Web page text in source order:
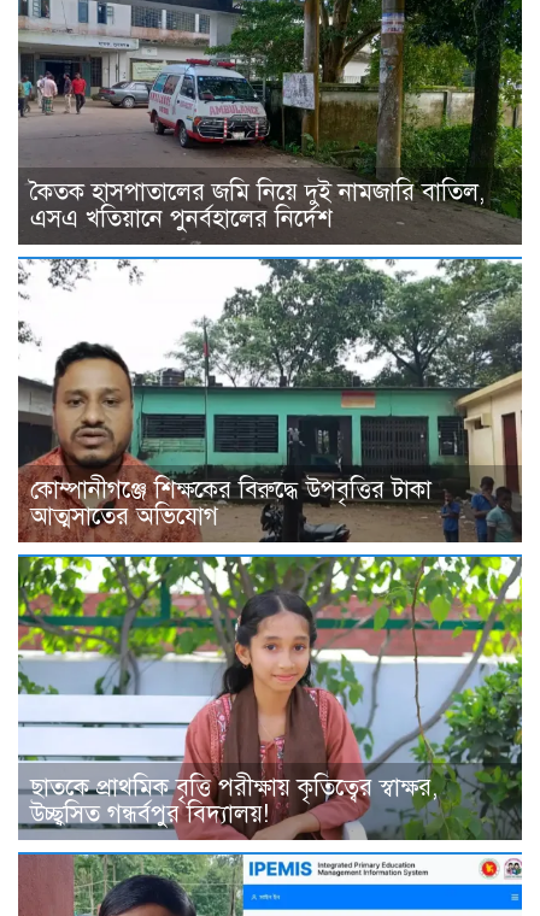
কৈতক হাসপাতালের জমি নিয়ে দুই নামজারি বাতিল,
এসএ খতিয়ানে পুনর্বহালের নির্দেশ
কোম্পানীগঞ্জে শিক্ষকের বিরুদ্ধে উপবৃত্তির টাকা
আত্মসাতের অভিযোগ
ছাতকে প্রাথমিক বৃত্তি পরীক্ষায় কৃতিত্বের স্বাক্ষর,
উচ্ছ্বসিত গন্ধর্বপুর বিদ্যালয়!